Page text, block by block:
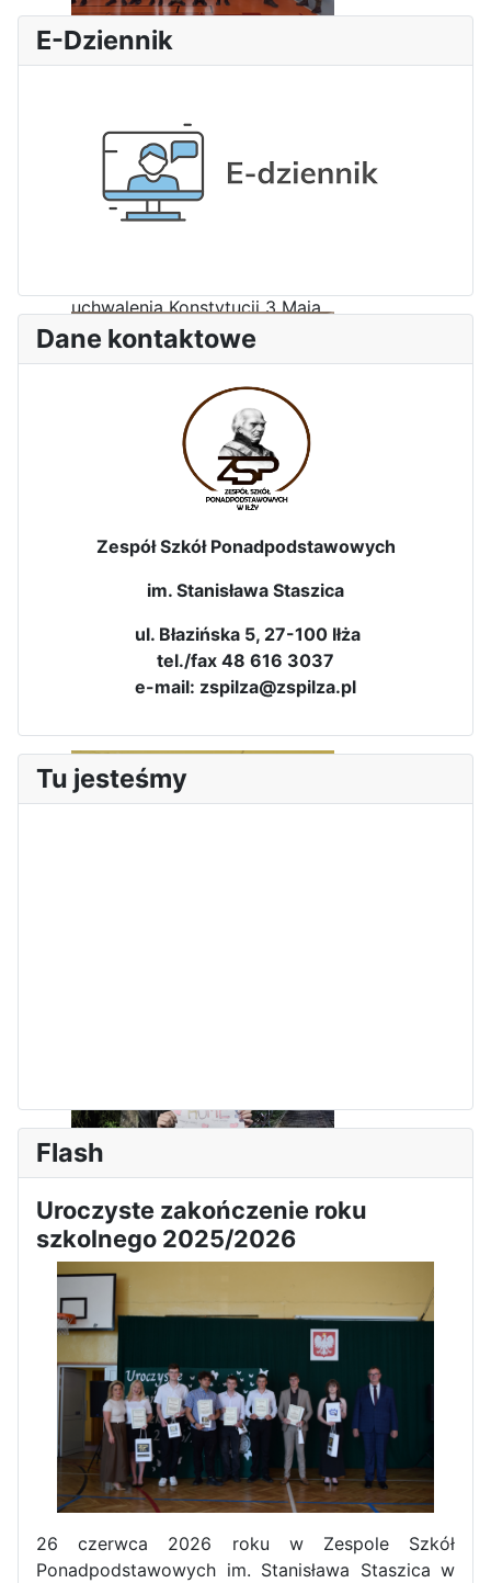
Zawody Sportowo – Obronne
klas OPW
uchwalenia Konstytucji 3 Maja
nami
Informatycy zapraszają do
Zakończenie praktyk w
Portugalii
Rozpoczęcie kampanii „Gotowi
na kryzys” w ZSP w Iłży
E-Dziennik
Dane kontaktowe
Zespół Szkół Ponadpodstawowych
im. Stanisława Staszica
ul. Błazińska 5, 27-100 Iłża
tel./fax 48 616 3037
e-mail: zspilza@zspilza.pl
Tu jesteśmy
Flash
Uroczyste zakończenie roku
szkolnego 2025/2026
26 czerwca 2026 roku w Zespole Szkół
Ponadpodstawowych im. Stanisława Staszica w